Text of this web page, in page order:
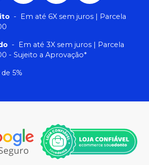
- Em até 6X sem juros | Parcela
- Em até 3X sem juros | Parcela
- Sujeito a Aprovação*
5%